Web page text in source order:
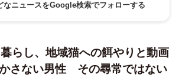
なニュースをGoogle検索でフォローする
らし、地域猫への餌やりと動画
さない男性 その尋常ではない